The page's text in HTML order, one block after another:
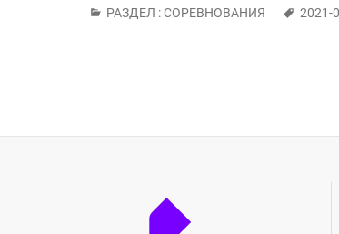
РАЗДЕЛ :СОРЕВНОВАНИЯ 2021-